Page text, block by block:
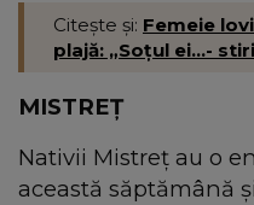
Citește și: Femeie
plajă: „Soțul ei...-
MISTREȚ
Nativii Mistreț au o
această săptămână